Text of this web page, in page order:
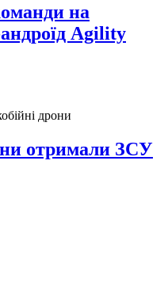
на
Agility
отримали ЗСУ